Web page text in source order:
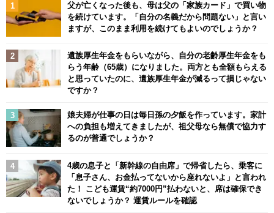
父が亡くなった後も、母は父の「家族カード」で買い物
を続けています。「自分の名義だから問題ない」と言い
ますが、このまま利用を続けてもよいのでしょうか？
遺族厚生年金をもらいながら、自分の老齢厚生年金をも
らう年齢（65歳）になりました。両方とも全額もらえる
と思っていたのに、遺族厚生年金が減るって損じゃない
ですか？
娘夫婦が仕事の日は毎日孫の夕飯を作っています。家計
への負担も増えてきましたが、祖父母なら無償で協力す
るのが普通でしょうか？
4歳の息子と「新幹線の自由席」で帰省したら、乗客に
「息子さん、お金払ってないから座れないよ」と言われ
た！ こども運賃“約7000円”払わないと、席は確保でき
ないでしょうか？ 運賃ルールを確認